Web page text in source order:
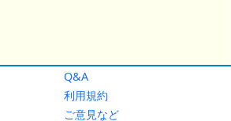
Q&A
利用規約
ご意見など